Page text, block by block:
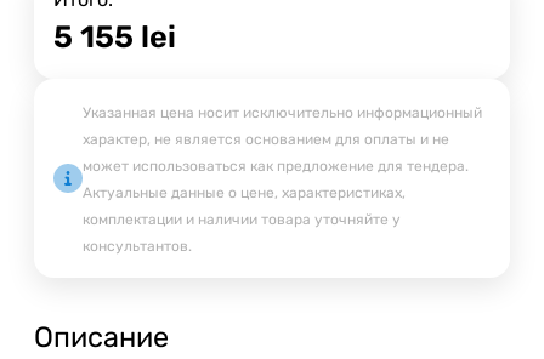
5 155 lei
Указанная цена носит исключительно информационный
характер, не является основанием для оплаты и не
может использоваться как предложение для тендера.
Актуальные данные о цене, характеристиках,
комплектации и наличии товара уточняйте у
консультантов.
Описание